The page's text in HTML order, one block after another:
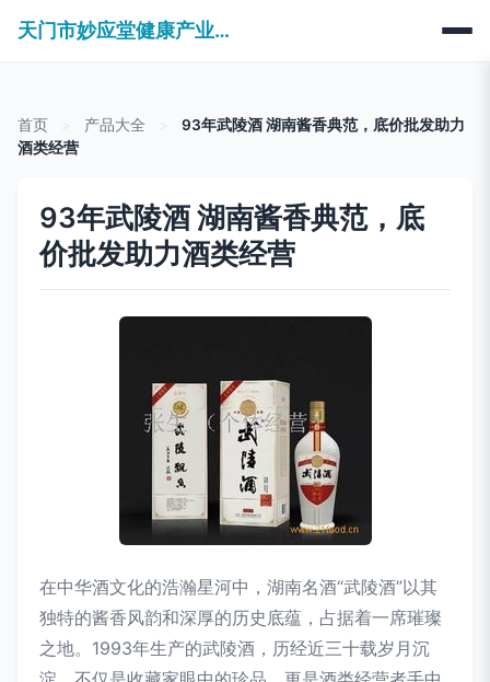
天门市妙应堂健康产业有限公司
首页 产品大全
93年武陵酒 湖南酱香典范，底价批发助力
酒类经营
93年武陵酒 湖南酱香典范，底
价批发助力酒类经营
在中华酒文化的浩瀚星河中，湖南名酒“武陵酒”以其
独特的酱香风韵和深厚的历史底蕴，占据着一席璀璨
之地。1993年生产的武陵酒，历经近三十载岁月沉